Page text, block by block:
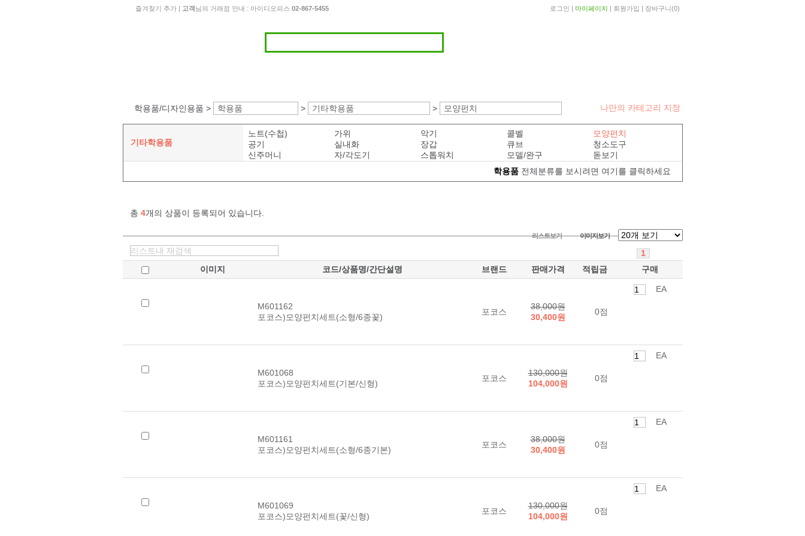
즐겨찾기 추가| 고객님의 거래점 안내 : 아이디오피스 02-867-5455 로그인 | 마이페이지 | 회원가입 | 장바구니(0)
학용품/디자인용품 > 학용품 > 기타학용품 > 모양펀치 나만의 카테고리 지정
기타학용품
노트(수첩) 가위 악기 콜벨
모양펀치
공기
실내화 장갑 큐브
청소도구
신주머니
자/각도기 스톱워치 모델/완구
돋보기
학용품전체분류를 보시려면 여기를 클릭하세요
총 4개의 상품이 등록되어 있습니다.
리스트보기 이미지보기
1
이미지
코드/상품명/간단설명 브랜드 판매가격 적립금 구매
M601162
포코스)모양펀치세트(소형/6종꽃)
포코스
38,000원
30,400원
0점
EA
M601068
포코스)모양펀치세트(기본/신형)
포코스
130,000원
104,000원
0점
EA
M601161
포코스)모양펀치세트(소형/6종기본)
포코스
38,000원
30,400원
0점
EA
M601069
포코스)모양펀치세트(꽃/신형)
포코스
130,000원
104,000원
0점
EA